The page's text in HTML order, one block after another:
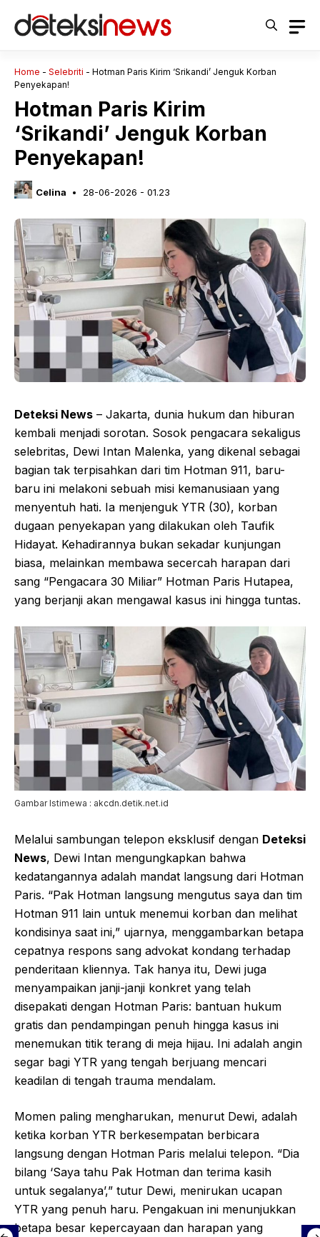
Home - Selebriti - Hotman Paris Kirim ‘Srikandi’ Jenguk Korban
Penyekapan!
Hotman Paris Kirim
‘Srikandi’ Jenguk Korban
Penyekapan!
Celina 28-06-2026 - 01.23
Deteksi News – Jakarta, dunia hukum dan hiburan
kembali menjadi sorotan. Sosok pengacara sekaligus
selebritas, Dewi Intan Malenka, yang dikenal sebagai
bagian tak terpisahkan dari tim Hotman 911, baru-
baru ini melakoni sebuah misi kemanusiaan yang
menyentuh hati. Ia menjenguk YTR (30), korban
dugaan penyekapan yang dilakukan oleh Taufik
Hidayat. Kehadirannya bukan sekadar kunjungan
biasa, melainkan membawa secercah harapan dari
sang “Pengacara 30 Miliar” Hotman Paris Hutapea,
yang berjanji akan mengawal kasus ini hingga tuntas.
Gambar Istimewa : akcdn.detik.net.id
Melalui sambungan telepon eksklusif dengan Deteksi
News, Dewi Intan mengungkapkan bahwa
kedatangannya adalah mandat langsung dari Hotman
Paris. “Pak Hotman langsung mengutus saya dan tim
Hotman 911 lain untuk menemui korban dan melihat
kondisinya saat ini,” ujarnya, menggambarkan betapa
cepatnya respons sang advokat kondang terhadap
penderitaan kliennya. Tak hanya itu, Dewi juga
menyampaikan janji-janji konkret yang telah
disepakati dengan Hotman Paris: bantuan hukum
gratis dan pendampingan penuh hingga kasus ini
menemukan titik terang di meja hijau. Ini adalah angin
segar bagi YTR yang tengah berjuang mencari
keadilan di tengah trauma mendalam.
Momen paling mengharukan, menurut Dewi, adalah
ketika korban YTR berkesempatan berbicara
langsung dengan Hotman Paris melalui telepon. “Dia
bilang ‘Saya tahu Pak Hotman dan terima kasih
untuk segalanya’,” tutur Dewi, menirukan ucapan
YTR yang penuh haru. Pengakuan ini menunjukkan
betapa besar kepercayaan dan harapan yang